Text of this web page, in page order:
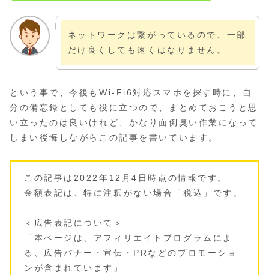
ネットワークは繋がっているので、一部
だけ良くしても速くはなりません。
という事で、今後もWi-Fi6対応スマホを探す時に、自
分の備忘録としても役に立つので、まとめておこうと思
い立ったのは良いけれど、かなり面倒臭い作業になって
しまい後悔しながらこの記事を書いています。
この記事は2022年12月4日時点の情報です。
金額表記は、特に注釈がない場合「税込」です。
＜広告表記について＞
「本ページは、アフィリエイトプログラムによ
る、広告バナー・宣伝・PRなどのプロモーショ
ンが含まれています」